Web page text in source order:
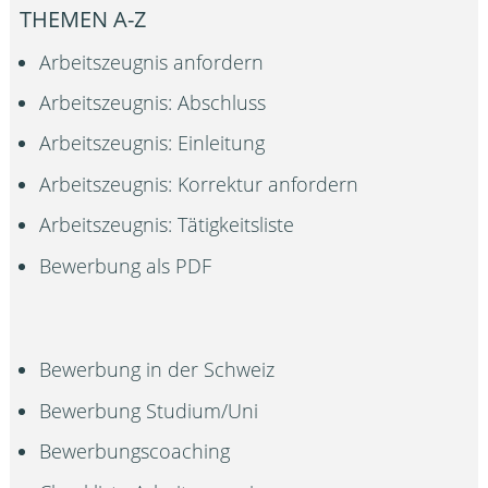
THEMEN A-Z
Arbeitszeugnis anfordern
Arbeitszeugnis: Abschluss
Arbeitszeugnis: Einleitung
Arbeitszeugnis: Korrektur anfordern
Arbeitszeugnis: Tätigkeitsliste
Bewerbung als PDF
Bewerbung in der Schweiz
Bewerbung Studium/Uni
Bewerbungscoaching